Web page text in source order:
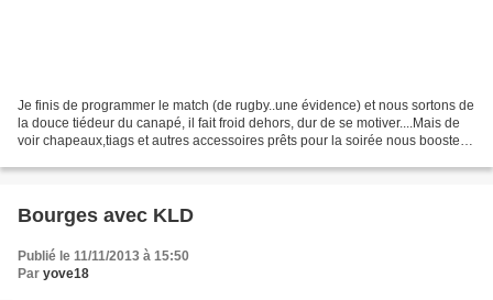
Je finis de programmer le match (de rugby..une évidence) et nous sortons de
la douce tiédeur du canapé, il fait froid dehors, dur de se motiver....Mais de
voir chapeaux,tiags et autres accessoires prêts pour la soirée nous boostent.
Bourges avec KLD
Publié le 11/11/2013 à 15:50
Par yove18